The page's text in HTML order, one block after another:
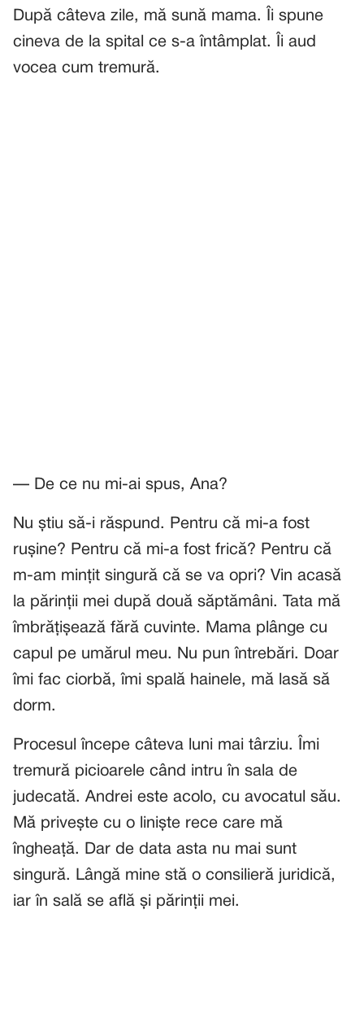
După câteva zile, mă sună mama. Îi spune
cineva de la spital ce s-a întâmplat. Îi aud
vocea cum tremură.
— De ce nu mi-ai spus, Ana?
Nu știu să-i răspund. Pentru că mi-a fost
rușine? Pentru că mi-a fost frică? Pentru că
m-am mințit singură că se va opri? Vin acasă
la părinții mei după două săptămâni. Tata mă
îmbrățișează fără cuvinte. Mama plânge cu
capul pe umărul meu. Nu pun întrebări. Doar
îmi fac ciorbă, îmi spală hainele, mă lasă să
dorm.
Procesul începe câteva luni mai târziu. Îmi
tremură picioarele când intru în sala de
judecată. Andrei este acolo, cu avocatul său.
Mă privește cu o liniște rece care mă
îngheață. Dar de data asta nu mai sunt
singură. Lângă mine stă o consilieră juridică,
iar în sală se află și părinții mei.